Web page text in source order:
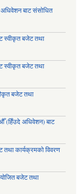
बाट संसोधित
स्वीकृत बजेट तथा
स्वीकृत बजेट तथा
बजेट तथा
(हिँउदे अधिवेशन) बाट
कार्यक्रमको विवरण
बजेट तथा